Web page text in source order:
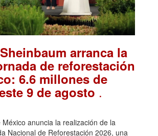
arranca la
de reforestación
6.6 millones de
9 de agosto .
anuncia la realización de la
Nacional de Reforestación 2026, una